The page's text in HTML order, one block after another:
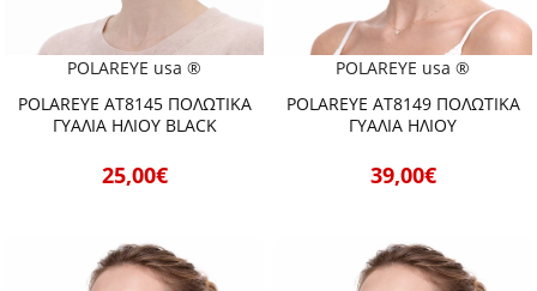
POLAREYE usa ®
POLAREYE AT8145 ΠΟΛΩΤΙΚΑ
ΓΥΑΛΙΑ ΗΛΙΟΥ BLACK
25,00€
POLAREYE usa ®
POLAREYE AT8149 ΠΟΛΩΤΙΚΑ
ΓΥΑΛΙΑ ΗΛΙΟΥ
39,00€